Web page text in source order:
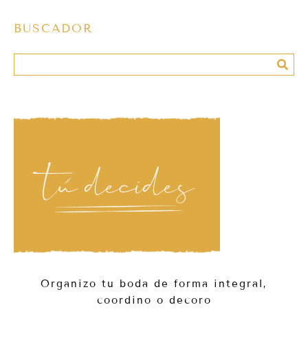
BUSCADOR
Organizo tu boda de forma integral,
coordino o decoro